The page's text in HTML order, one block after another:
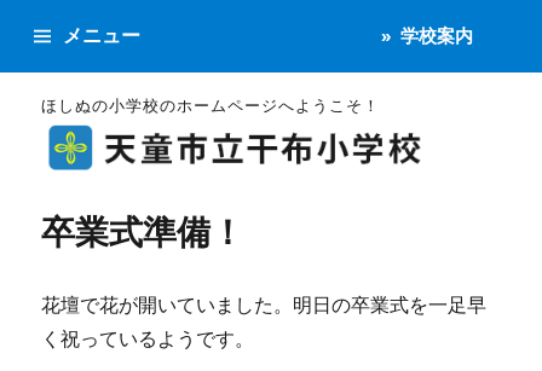
ほしぬの小学校のホームページへようこそ！
メニュー 学校案内
卒業式準備！
花壇で花が開いていました。明日の卒業式を一足早
く祝っているようです。